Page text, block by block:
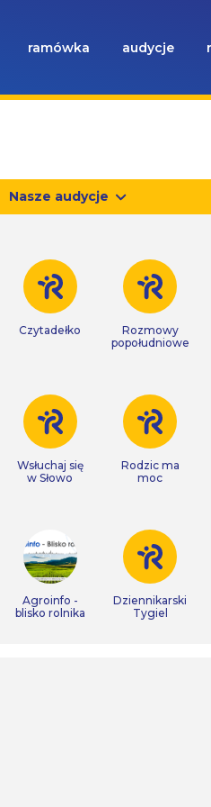
ramówka audycje
Nasze audycje
Czytadełko
Rozmowy
popołudniowe
Wsłuchaj się
w Słowo
Rodzic ma
moc
Agroinfo -
blisko rolnika
Dziennikarski
Tygiel